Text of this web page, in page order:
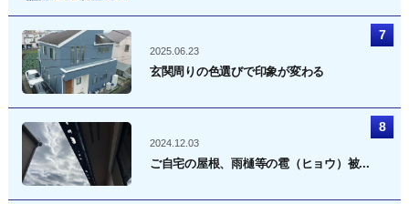
2025.06.23
玄関周りの色選びで印象が変わる
2024.12.03
ご自宅の屋根、雨樋等の雹（ヒョウ）被...